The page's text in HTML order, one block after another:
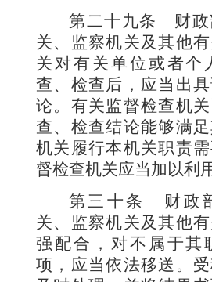
第二十九条 财
关、监察机关及其他
关对有关单位或者个
查、检查后，应当出
论。有关监督检查机
查、检查结论能够满
机关履行本机关职责
督检查机关应当加以利用
第三十条 财政
关、监察机关及其他
强配合，对不属于其
项，应当依法移送。